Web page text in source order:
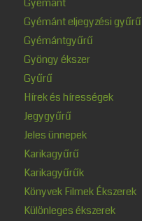
Gyémánt eljegyzési gyűrű
Gyémántgyűrű
Gyöngy ékszer
Gyűrű
Hírek és hírességek
Jegygyűrű
Jeles ünnepek
Karikagyűrű
Karikagyűrűk
Könyvek Filmek Ékszerek
Különleges ékszerek